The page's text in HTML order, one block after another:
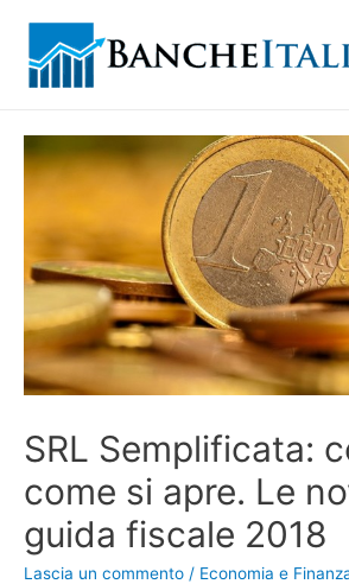
SRL Semplificata:
come si apre. Le
guida fiscale 2018
Lascia un commento / Economia e